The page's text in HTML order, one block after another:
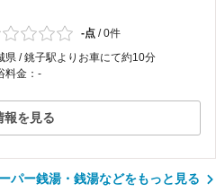
-点 /0件
県 / 銚子駅よりお車にて約10分
料金：-
報を見る
パー銭湯・銭湯などをもっと見る